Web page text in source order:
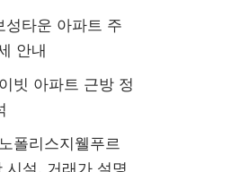
성타운 아파트 주
안내
빗 아파트 근방 정
폴리스지웰푸르